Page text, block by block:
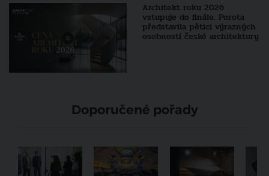
Architekt roku 2026
vstupuje do finále. Porota
představila pětici výrazných
osobností české architektury
Doporučené pořady